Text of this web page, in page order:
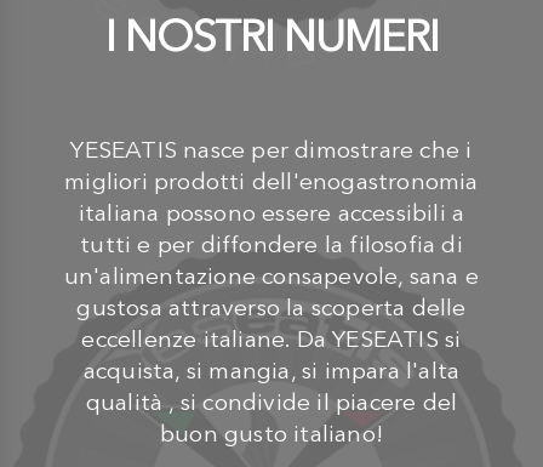
I NOSTRI NUMERI
YESEATIS nasce per dimostrare che i
migliori prodotti dell'enogastronomia
italiana possono essere accessibili a
tutti e per diffondere la filosofia di
un'alimentazione consapevole, sana e
gustosa attraverso la scoperta delle
eccellenze italiane. Da YESEATIS si
acquista, si mangia, si impara l'alta
qualità , si condivide il piacere del
buon gusto italiano!